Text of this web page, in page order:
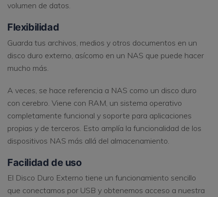
volumen de datos.
Flexibilidad
Guarda tus archivos, medios y otros documentos en un
disco duro externo, asícomo en un NAS que puede hacer
mucho más.
A veces, se hace referencia a NAS como un disco duro
con cerebro. Viene con RAM, un sistema operativo
completamente funcional y soporte para aplicaciones
propias y de terceros. Esto amplía la funcionalidad de los
dispositivos NAS más allá del almacenamiento.
Facilidad de uso
El Disco Duro Externo tiene un funcionamiento sencillo
que conectamos por USB y obtenemos acceso a nuestra